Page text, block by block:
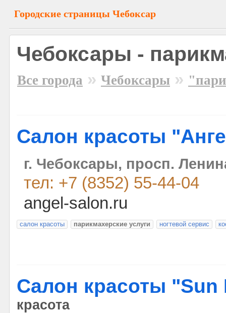
Городские страницы Чебоксар
Чебоксары -
Все города » Чебоксары »
Салон красоты
г. Чебоксары, просп.
тел: +7 (8352) 55-44-04
angel-salon.ru
салон красоты парикмахерские услуги ногтевой сервис
Салон красоты "Sun
красота